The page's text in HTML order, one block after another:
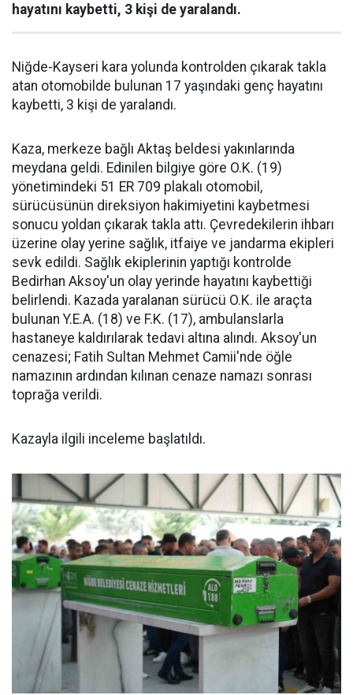
hayatını kaybetti, 3 kişi de yaralandı.
Niğde-Kayseri kara yolunda kontrolden çıkarak takla
atan otomobilde bulunan 17 yaşındaki genç hayatını
kaybetti, 3 kişi de yaralandı.
Kaza, merkeze bağlı Aktaş beldesi yakınlarında
meydana geldi. Edinilen bilgiye göre O.K. (19)
yönetimindeki 51 ER 709 plakalı otomobil,
sürücüsünün direksiyon hakimiyetini kaybetmesi
sonucu yoldan çıkarak takla attı. Çevredekilerin ihbarı
üzerine olay yerine sağlık, itfaiye ve jandarma ekipleri
sevk edildi. Sağlık ekiplerinin yaptığı kontrolde
Bedirhan Aksoy'un olay yerinde hayatını kaybettiği
belirlendi. Kazada yaralanan sürücü O.K. ile araçta
bulunan Y.E.A. (18) ve F.K. (17), ambulanslarla
hastaneye kaldırılarak tedavi altına alındı. Aksoy'un
cenazesi; Fatih Sultan Mehmet Camii'nde öğle
namazının ardından kılınan cenaze namazı sonrası
toprağa verildi.
Kazayla ilgili inceleme başlatıldı.